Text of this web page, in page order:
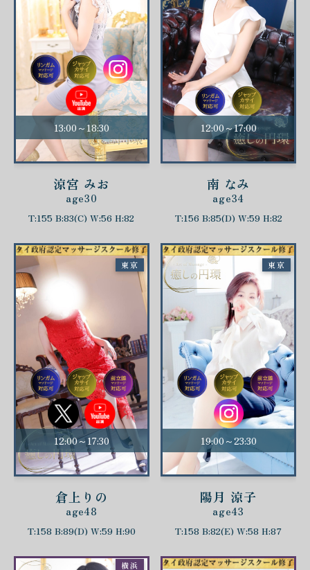
13:00～18:30
涼宮 みお
age30
T:155 B:83(C) W:56 H:82
12:00～17:00
南 なみ
age34
T:156 B:85(D) W:59 H:82
12:00～17:30
倉上りの
age48
T:158 B:89(D) W:59 H:90
東京
19:00～23:30
陽月 涼子
age43
T:158 B:82(E) W:58 H:87
東京
横浜